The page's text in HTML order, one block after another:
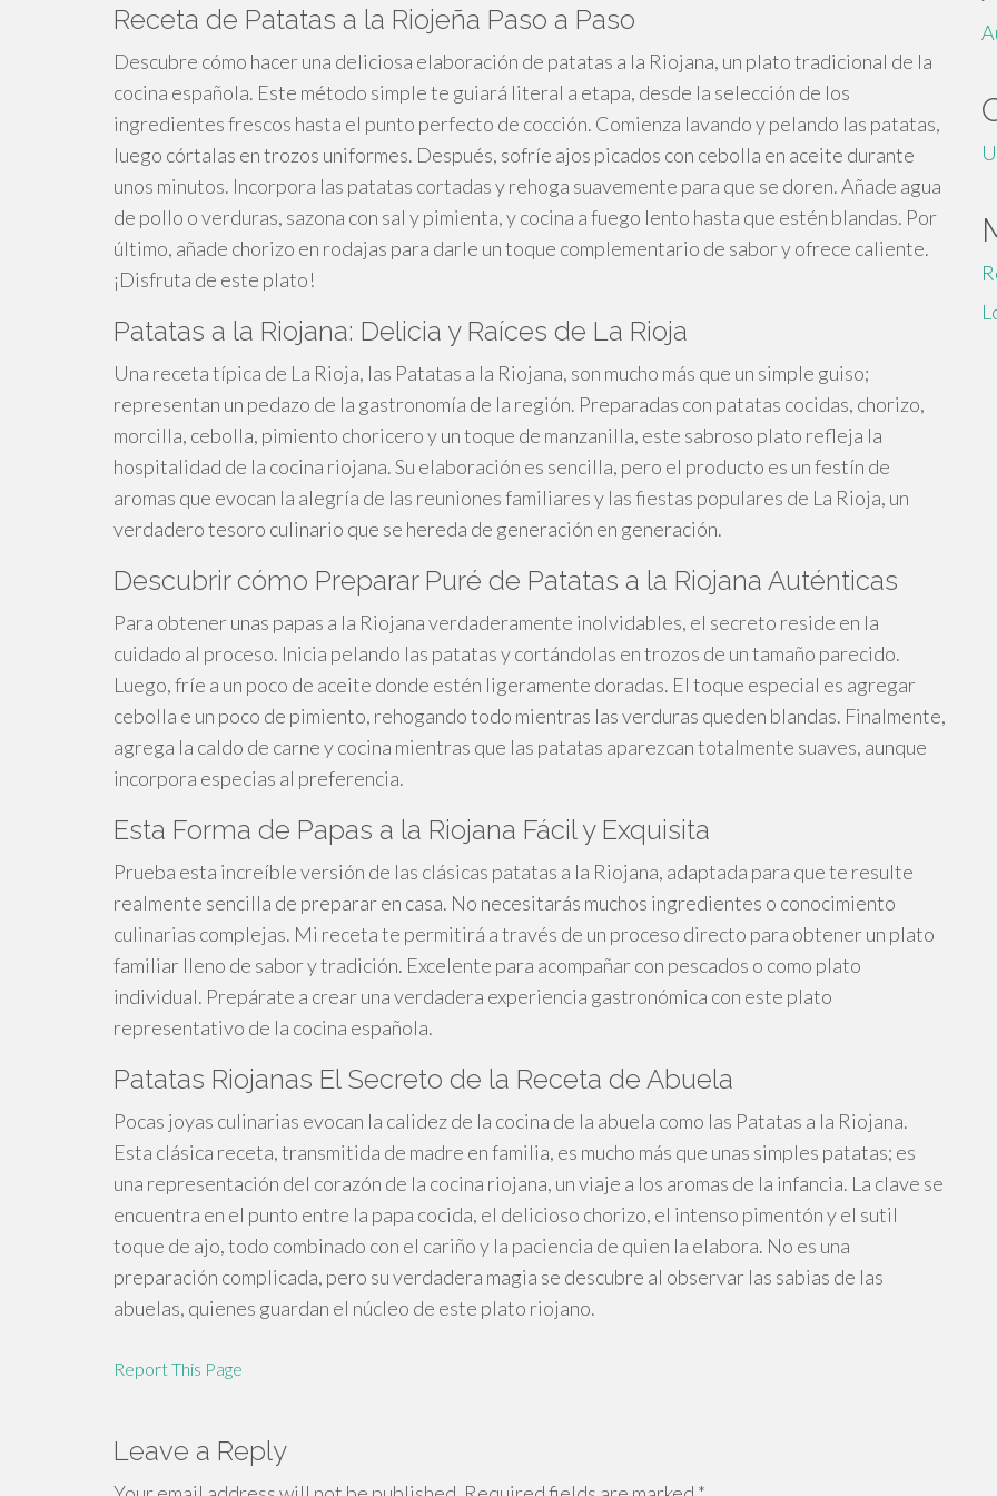
Receta de Patatas a la Riojeña Paso a Paso
Descubre cómo hacer una deliciosa elaboración de patatas a la Riojana, un plato tradicional de la
cocina española. Este método simple te guiará literal a etapa, desde la selección de los
ingredientes frescos hasta el punto perfecto de cocción. Comienza lavando y pelando las patatas,
luego córtalas en trozos uniformes. Después, sofríe ajos picados con cebolla en aceite durante
unos minutos. Incorpora las patatas cortadas y rehoga suavemente para que se doren. Añade agua
de pollo o verduras, sazona con sal y pimienta, y cocina a fuego lento hasta que estén blandas. Por
último, añade chorizo en rodajas para darle un toque complementario de sabor y ofrece caliente.
¡Disfruta de este plato!
Patatas a la Riojana: Delicia y Raíces de La Rioja
Una receta típica de La Rioja, las Patatas a la Riojana, son mucho más que un simple guiso;
representan un pedazo de la gastronomía de la región. Preparadas con patatas cocidas, chorizo,
morcilla, cebolla, pimiento choricero y un toque de manzanilla, este sabroso plato refleja la
hospitalidad de la cocina riojana. Su elaboración es sencilla, pero el producto es un festín de
aromas que evocan la alegría de las reuniones familiares y las fiestas populares de La Rioja, un
verdadero tesoro culinario que se hereda de generación en generación.
Descubrir cómo Preparar Puré de Patatas a la Riojana Auténticas
Para obtener unas papas a la Riojana verdaderamente inolvidables, el secreto reside en la
cuidado al proceso. Inicia pelando las patatas y cortándolas en trozos de un tamaño parecido.
Luego, fríe a un poco de aceite donde estén ligeramente doradas. El toque especial es agregar
cebolla e un poco de pimiento, rehogando todo mientras las verduras queden blandas. Finalmente,
agrega la caldo de carne y cocina mientras que las patatas aparezcan totalmente suaves, aunque
incorpora especias al preferencia.
Esta Forma de Papas a la Riojana Fácil y Exquisita
Prueba esta increíble versión de las clásicas patatas a la Riojana, adaptada para que te resulte
realmente sencilla de preparar en casa. No necesitarás muchos ingredientes o conocimiento
culinarias complejas. Mi receta te permitirá a través de un proceso directo para obtener un plato
familiar lleno de sabor y tradición. Excelente para acompañar con pescados o como plato
individual. Prepárate a crear una verdadera experiencia gastronómica con este plato
representativo de la cocina española.
Patatas Riojanas El Secreto de la Receta de Abuela
Pocas joyas culinarias evocan la calidez de la cocina de la abuela como las Patatas a la Riojana.
Esta clásica receta, transmitida de madre en familia, es mucho más que unas simples patatas; es
una representación del corazón de la cocina riojana, un viaje a los aromas de la infancia. La clave se
encuentra en el punto entre la papa cocida, el delicioso chorizo, el intenso pimentón y el sutil
toque de ajo, todo combinado con el cariño y la paciencia de quien la elabora. No es una
preparación complicada, pero su verdadera magia se descubre al observar las sabias de las
abuelas, quienes guardan el núcleo de este plato riojano.
Report This Page
Leave a Reply